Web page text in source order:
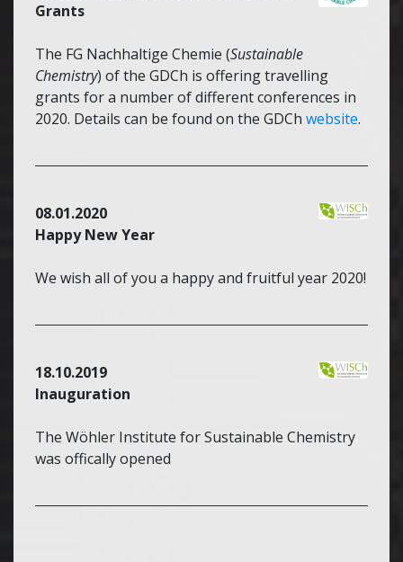
Grants
The FG Nachhaltige Chemie (Sustainable
Chemistry) of the GDCh is offering travelling
grants for a number of different conferences in
2020. Details can be found on the GDCh website.
08.01.2020
Happy New Year
We wish all of you a happy and fruitful year 2020!
18.10.2019
Inauguration
The Wöhler Institute for Sustainable Chemistry
was offically opened